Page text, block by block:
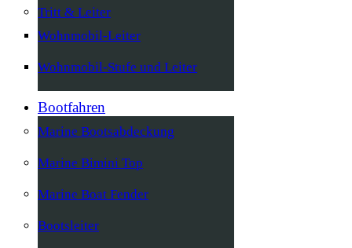
Tritt & Leiter
Wohnmobil-Leiter
Wohnmobil-Stufe und Leiter
Bootfahren
Marine Bootsabdeckung
Marine Bimini Top
Marine Boat Fender
Bootsleiter